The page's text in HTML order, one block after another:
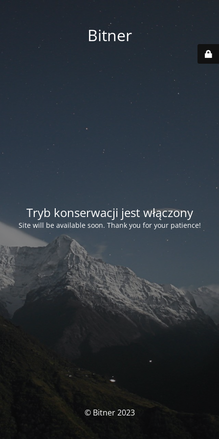
Bitner
Tryb konserwacji jest włączony
Site will be available soon. Thank you for your patience!
© Bitner 2023